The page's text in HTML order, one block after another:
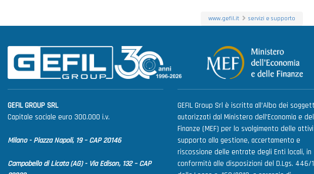
www.gefil.it servizi e supporto
GEFIL GROUP SRL
Capitale sociale euro 300.000 i.v.
Milano - Piazza Napoli, 19 – CAP 20146
Campobello di Licata (AG) - Via Edison, 132 – CAP
GEFIL Group Srl è iscritta all’Albo dei
autorizzati dal Ministero dell’Economia e
Finanze (MEF) per lo svolgimento delle
supporto alla gestione, accertamento e
riscossione delle entrate degli Enti locali, in
conformità alle disposizioni del D.Lgs. 446/